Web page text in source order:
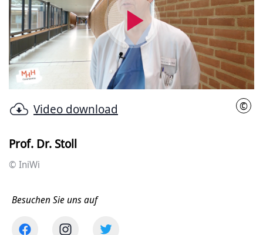
Video
abspielen
©
Video download
Prof. Dr. Stoll
© IniWi
Besuchen Sie uns auf